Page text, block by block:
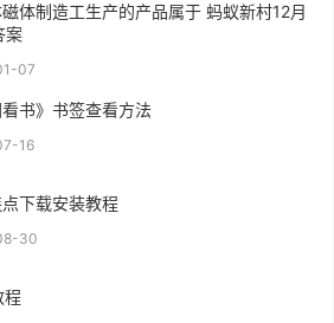
体制造工生产的产品属于 蚂蚁新村12月
案
07
看书》书签查看方法
16
下载安装教程
30
程